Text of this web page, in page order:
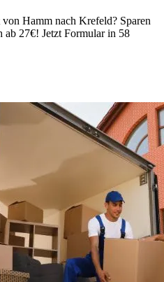
Hamm nach Krefeld? Sparen
ab 27€! Jetzt Formular in 58